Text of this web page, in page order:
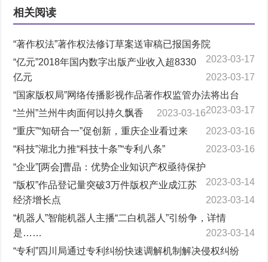
相关阅读
“著作权法”著作权法修订草案送审稿已报国务院
2023-03-17
“亿元”2018年国内数字出版产业收入超8330
亿元
2023-03-17
“国家版权局”网络传播影视作品著作权监管办法将出台
2023-03-17
“兰州”兰州牛肉面何以持久飘香
2023-03-16
“重庆”“知研合一”促创新，重庆企业看过来
2023-03-16
“科技”湖北力推“科技十条”“专利八条”
2023-03-16
“企业”[两会]曹晶：优势企业知识产权亟待保护
2023-03-14
“版权”作品登记量突破3万件版权产业成江苏
经济增长点
2023-03-14
“机器人”智能机器人主播“二白机器人”引纷争，详情
是……
2023-03-14
“专利”四川局通过专利纠纷快速调解机制解决侵权纠纷